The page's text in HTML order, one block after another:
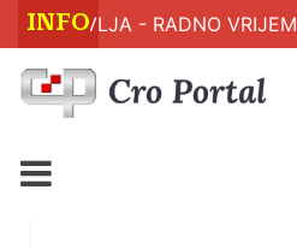
INFO
ZDRAVLJA - RADNO VRIJEME